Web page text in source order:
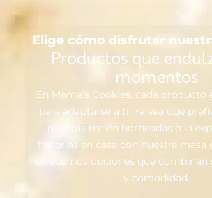
Elige cómo disfrutar
Productos que
momentos
En Mama’s Cookies, cada producto
para adaptarse a ti. Ya sea que
galletas recién horneadas o la
hacerlas en casa con nuestra masa
ofrecemos opciones que combinan
y comodidad.